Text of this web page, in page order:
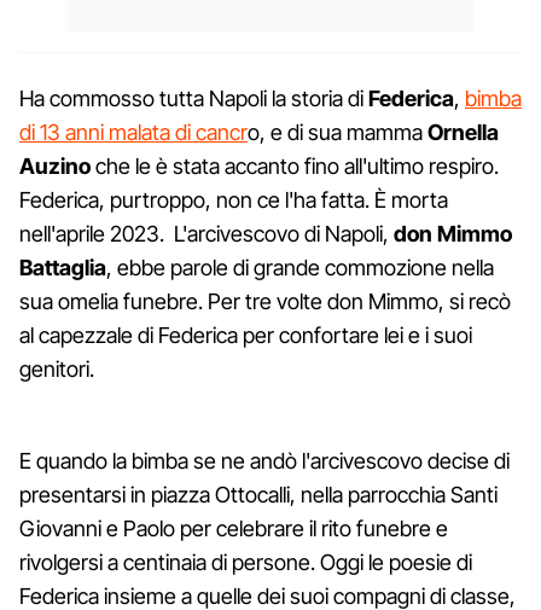
Ha commosso tutta Napoli la storia diFederica, bimba
di 13 anni malata di cancro, e di sua mammaOrnella
Auzinoche le è stata accanto fino all'ultimo respiro.
Federica, purtroppo, non ce l'ha fatta. È morta
nell'aprile 2023. L'arcivescovo di Napoli, don Mimmo
Battaglia, ebbe parole di grande commozione nella
sua omelia funebre. Per tre volte don Mimmo, si recò
al capezzale di Federica per confortare lei e i suoi
genitori.
E quando la bimba se ne andò l'arcivescovo decise di
presentarsi in piazza Ottocalli, nella parrocchia Santi
Giovanni e Paolo per celebrare il rito funebre e
rivolgersi a centinaia di persone. Oggi le poesie di
Federica insieme a quelle dei suoi compagni di classe,